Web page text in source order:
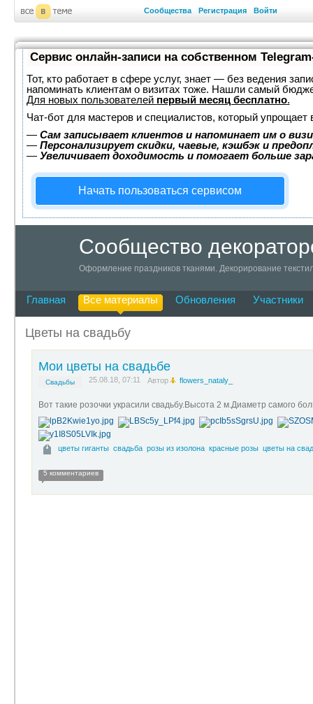
Сообщества Регистрация Войти
Сервис онлайн-записи на собственном
Тот, кто работает в сфере услуг, знает — без ведения
напоминать клиентам о визитах тоже. Нашли самый
Для новых пользователей первый месяц бесплатно.
Чат-бот для мастеров и специалистов, который упрощает
— Сам записывает клиентов и напоминает им о
— Персонализирует скидки, чаевые, кэшбэк и
— Увеличивает доходимость и помогает больше
Начать пользоваться сервисом
Сообщество
Оформление праздников тканями. Декорирование
Главная Все материалы Обновления Участники
Цветы на свадьбу
Мои цветы на свадьбе
Свадьбы 25.08.18, 07:11 Автор flowers_nataly_
Вот такие розочки украсили свадьбу.Высота 2 м.Диаметр самого
цветы гиганты свадьба розы из изолона красные розы цветы на
5 комментариев